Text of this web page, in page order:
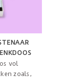
vol
zoals,